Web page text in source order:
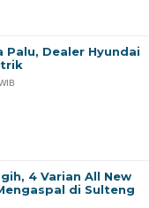
Dealer Hyundai
4 Varian All New
di Sulteng